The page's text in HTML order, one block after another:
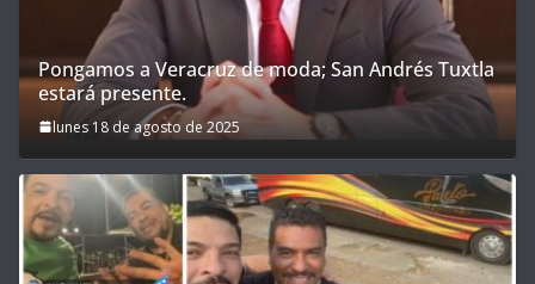
Pongamos a Veracruz de moda; San Andrés Tuxtla
estará presente.
lunes 18 de agosto de 2025